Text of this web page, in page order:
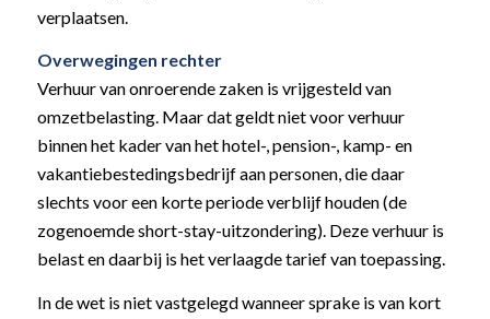
verplaatsen.
Overwegingen rechter
Verhuur van onroerende zaken is vrijgesteld van
omzetbelasting. Maar dat geldt niet voor verhuur
binnen het kader van het hotel-, pension-, kamp- en
vakantiebestedingsbedrijf aan personen, die daar
slechts voor een korte periode verblijf houden (de
zogenoemde short-stay-uitzondering). Deze verhuur is
belast en daarbij is het verlaagde tarief van toepassing.
In de wet is niet vastgelegd wanneer sprake is van kort